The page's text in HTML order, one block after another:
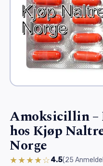
Amoksicillin –
hos Kjøp
Norge
★★★★☆4.5(25